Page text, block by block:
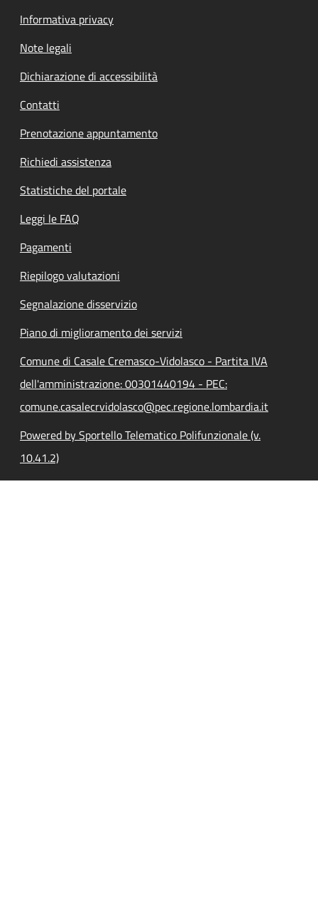
Informativa privacy
Note legali
Dichiarazione di accessibilità
Contatti
Prenotazione appuntamento
Richiedi assistenza
Statistiche del portale
Leggi le FAQ
Pagamenti
Riepilogo valutazioni
Segnalazione disservizio
Piano di miglioramento dei servizi
Comune di Casale Cremasco-Vidolasco - Partita IVA
dell'amministrazione: 00301440194 - PEC:
comune.casalecrvidolasco@pec.regione.lombardia.it
Powered by Sportello Telematico Polifunzionale (v.
10.41.2)